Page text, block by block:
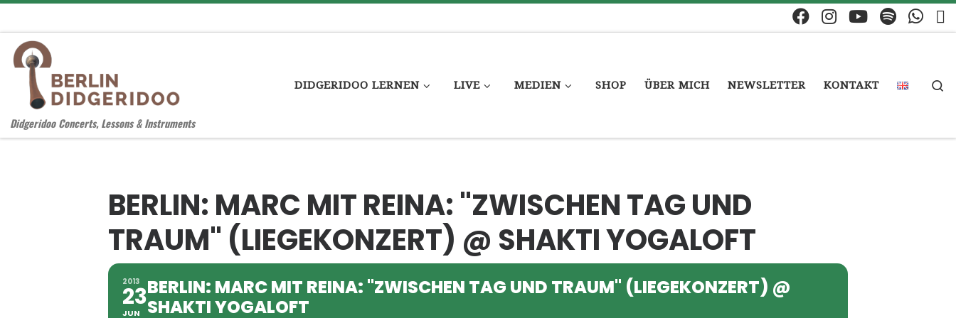
Didgeridoo Concerts, Lessons & Instruments
DIDGERIDOO LERNEN LIVE MEDIEN SHOP ÜBER MICH NEWSLETTER KONTAKT
BERLIN: MARC MIT REINA: "ZWISCHEN TAG UND
TRAUM" (LIEGEKONZERT) @ SHAKTI YOGALOFT
2013
23
JUN
BERLIN: MARC MIT REINA: "ZWISCHEN TAG UND TRAUM" (LIEGEKONZERT) @
SHAKTI YOGALOFT